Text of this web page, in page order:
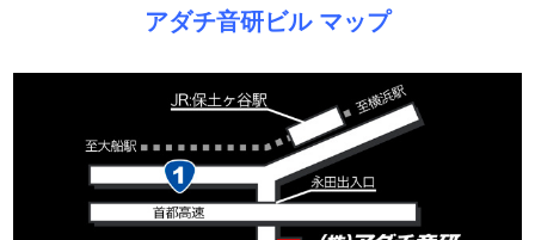
アダチ音研ビル マップ